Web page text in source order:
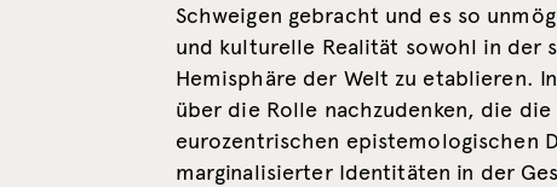
Schweigen gebracht und es so
und kulturelle Realität sowohl in der
Hemisphäre der Welt zu etablieren.
über die Rolle nachzudenken, die
eurozentrischen epistemologischen
marginalisierter Identitäten in der